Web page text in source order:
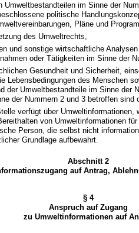
Umweltbestandteilen im Sinne der
politische
Pläne und
des Umweltrechts,
und sonstige wirtschaftliche
oder Tätigkeiten im Sinne der
Gesundheit und Sicherheit,
Lebensbedingungen des Menschen
der Umweltbestandteile im Sinne der
der Nummern 2 und 3 betroffen sind
verfügt über Umweltinformationen,
von Umweltinformationen
Person, die selbst nicht
Grundlage aufbewahrt.
Abschnitt 2
auf Antrag,
§ 4
Anspruch auf Zugang
zu Umweltinformationen auf